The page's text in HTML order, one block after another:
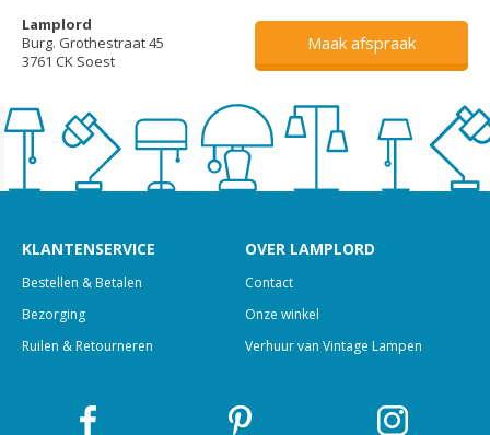
Lamplord
Burg. Grothestraat 45
3761 CK Soest
Maak afspraak
KLANTENSERVICE
Bestellen & Betalen
Bezorging
Ruilen & Retourneren
OVER LAMPLORD
Contact
Onze winkel
Verhuur van Vintage Lampen